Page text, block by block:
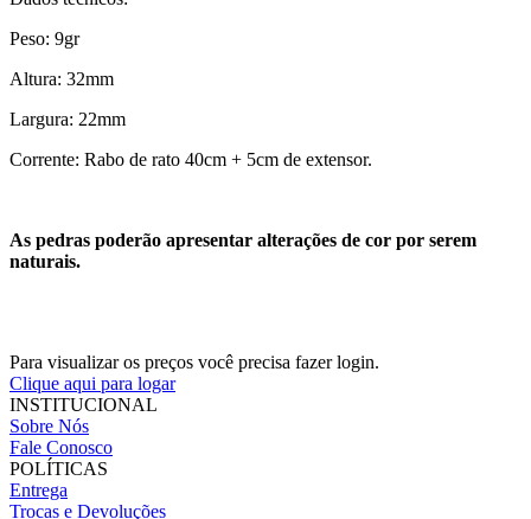
Peso: 9gr
Altura: 32mm
Largura: 22mm
Corrente: Rabo de rato 40cm + 5cm de extensor.
As pedras poderão apresentar alterações de cor por serem
naturais.
Para visualizar os preços você precisa fazer login.
Clique aqui para logar
INSTITUCIONAL
Sobre Nós
Fale Conosco
POLÍTICAS
Entrega
Trocas e Devoluções